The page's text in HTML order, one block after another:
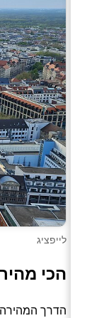
לייפציג
הכי
הדרך המהירה ביותר